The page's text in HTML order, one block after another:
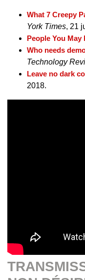
What 7 Creepy
York Times, 21
People You May
Who needs
Technology
Leave no dark
2018.